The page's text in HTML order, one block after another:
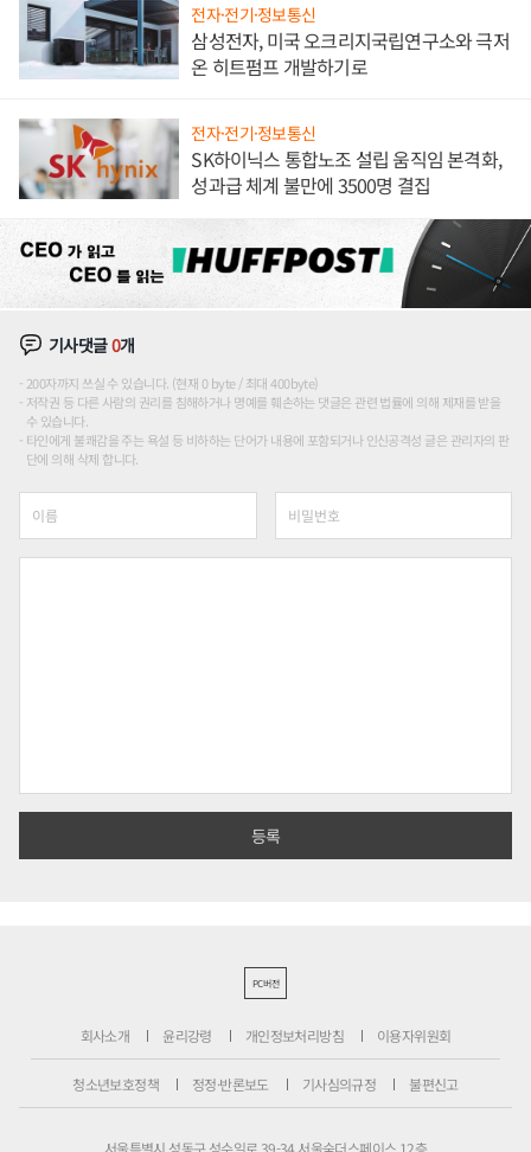
전자·전기·정보통신
삼성전자, 미국 오크리지국립연구소와 극저
온 히트펌프 개발하기로
전자·전기·정보통신
SK하이닉스 통합노조 설립 움직임 본격화,
성과급 체계 불만에 3500명 결집
기사댓글0개
200자까지 쓰실 수 있습니다. (현재 0 byte / 최대 400byte)
저작권 등 다른 사람의 권리를 침해하거나 명예를 훼손하는 댓글은 관련 법률에 의해 제재를 받을
수 있습니다.
타인에게 불쾌감을 주는 욕설 등 비하하는 단어가 내용에 포함되거나 인신공격성 글은 관리자의 판
단에 의해 삭제 합니다.
PC버전
회사소개 윤리강령 개인정보처리방침 이용자위원회
청소년보호정책 정정·반론보도 기사심의규정 불편신고
서울특별시 성동구 성수일로 39-34 서울숲더스페이스 12층